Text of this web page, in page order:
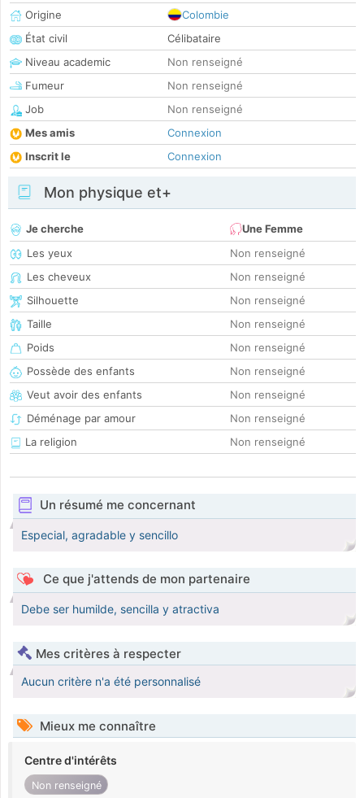
Origine
Colombie
État civil
Célibataire
Niveau academic
Non renseigné
Fumeur
Non renseigné
Job
Non renseigné
Mes amis
Connexion
Inscrit le
Connexion
Mon physique et+
Je cherche
Une Femme
Les yeux
Non renseigné
Les cheveux
Non renseigné
Silhouette
Non renseigné
Taille
Non renseigné
Poids
Non renseigné
Possède des enfants
Non renseigné
Veut avoir des enfants
Non renseigné
Déménage par amour
Non renseigné
La religion
Non renseigné
Un résumé me concernant
Especial, agradable y sencillo
Ce que j'attends de mon partenaire
Debe ser humilde, sencilla y atractiva
Mes critères à respecter
Aucun critère n'a été personnalisé
Mieux me connaître
Centre d'intérêts
Non renseigné